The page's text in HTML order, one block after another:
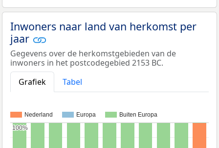
Inwoners naar land van herkomst per
jaar
Gegevens over de herkomstgebieden van de
inwoners in het postcodegebied 2153 BC.
Grafiek
Tabel
Nederland Europa Buiten Europa
100%
100%